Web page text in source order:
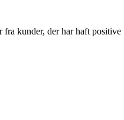
fra kunder, der har haft positive